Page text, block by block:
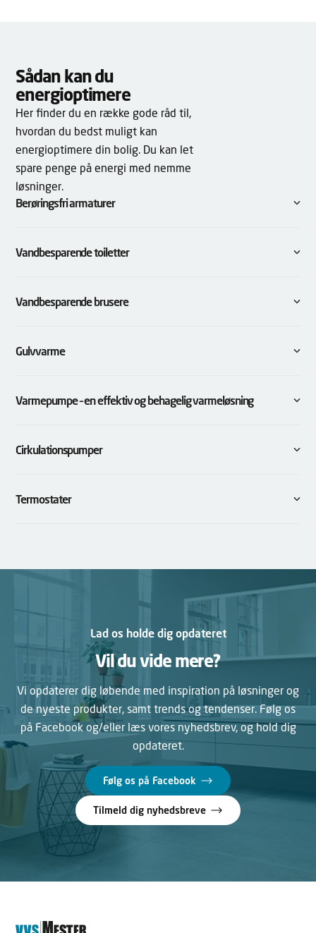
Sådan kan du
energioptimere
Her finder du en række gode råd til,
hvordan du bedst muligt kan
energioptimere din bolig. Du kan let
spare penge på energi med nemme
løsninger.
Berøringsfri armaturer
Vandbesparende toiletter
Vandbesparende brusere
Gulvvarme
Varmepumpe – en effektiv og behagelig varmeløsning
Cirkulationspumper
Termostater
Lad os holde dig opdateret
Vil du vide mere?
Vi opdaterer dig løbende med inspiration på løsninger og
de nyeste produkter, samt trends og tendenser. Følg os
på Facebook og/eller læs vores nyhedsbrev, og hold dig
opdateret.
Følg os på Facebook
Tilmeld dig nyhedsbreve